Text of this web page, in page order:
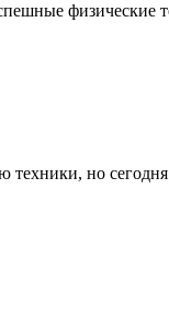
физические
техники, но